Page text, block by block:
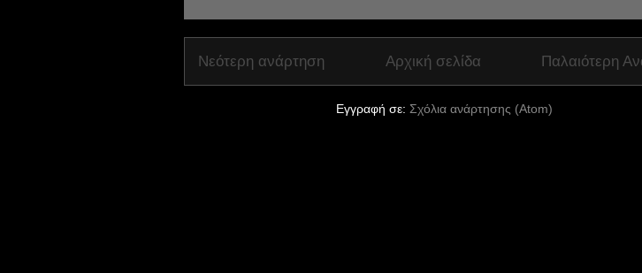
Νεότερη ανάρτηση Παλαιότερη
Αρχική σελίδα
Εγγραφή σε: Σχόλια ανάρτησης (Atom)